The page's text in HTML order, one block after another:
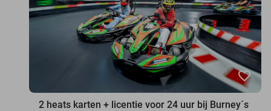
favorite_border
2 heats karten + licentie voor 24 uur bij Burney´s